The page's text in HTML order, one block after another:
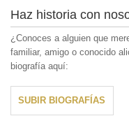
Haz historia con
¿Conoces a alguien que
familiar, amigo o conocido
biografía aquí:
SUBIR BIOGRAFÍAS